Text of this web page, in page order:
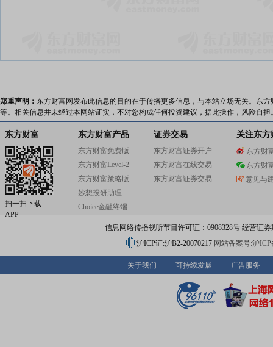
郑重声明： 东方财富网发布此信息的目的在于传播更多信息，与本站立场无关。东
等。相关信息并未经过本网站证实，不对您构成任何投资建议，据此操作，风险自担